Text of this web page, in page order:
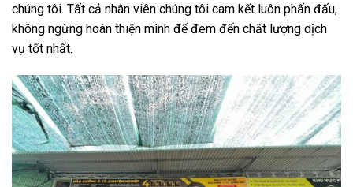
chúng tôi. Tất cả nhân viên chúng tôi cam kết luôn phấn đấu,
không ngừng hoàn thiện mình để đem đến chất lượng dịch
vụ tốt nhất.